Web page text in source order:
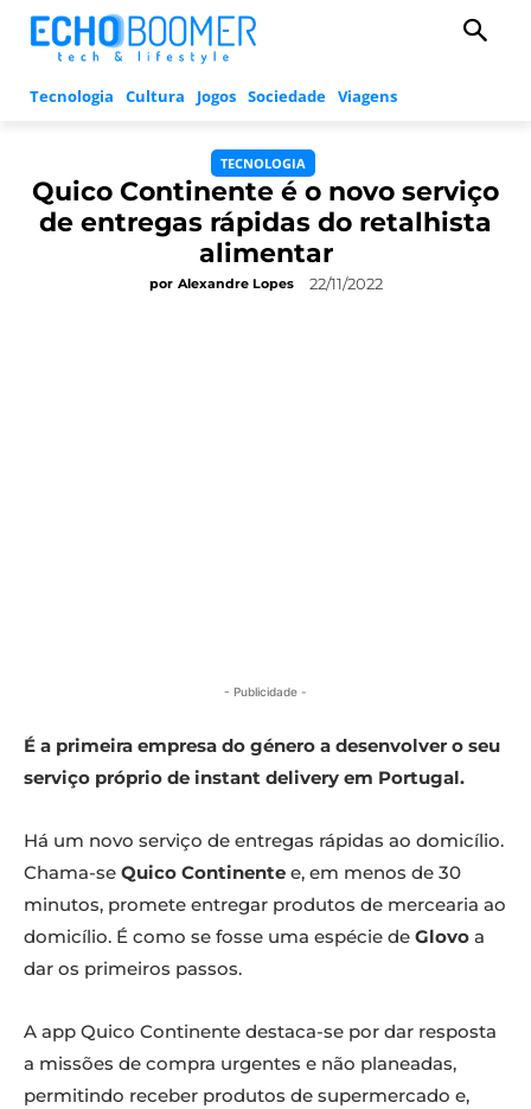
Tecnologia Cultura Jogos Sociedade Viagens
TECNOLOGIA
Quico Continente é o novo serviço
de entregas rápidas do retalhista
alimentar
por Alexandre Lopes 22/11/2022
- Publicidade -
É a primeira empresa do género a desenvolver o seu
serviço próprio de instant delivery em Portugal.
Há um novo serviço de entregas rápidas ao domicílio.
Chama-se Quico Continente e, em menos de 30
minutos, promete entregar produtos de mercearia ao
domicílio. É como se fosse uma espécie de Glovo a
dar os primeiros passos.
A app Quico Continente destaca-se por dar resposta
a missões de compra urgentes e não planeadas,
permitindo receber produtos de supermercado e,